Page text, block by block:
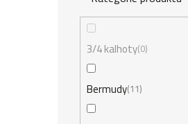
3/4 kalhoty 0
Bermudy 11